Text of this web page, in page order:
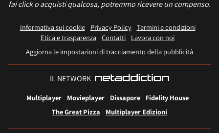
fai click o acquisti qualcosa, potremmo ricevere un compenso.
Informativa sui cookie Privacy Policy
Termini e condizioni
Etica e trasparenza Contatti
Lavora con noi
Aggiorna le impostazioni di tracciamento della pubblicità
IL NETWORK
Multiplayer Movieplayer Dissapore
Fidelity House
The Great Pizza
Multiplayer Edizioni